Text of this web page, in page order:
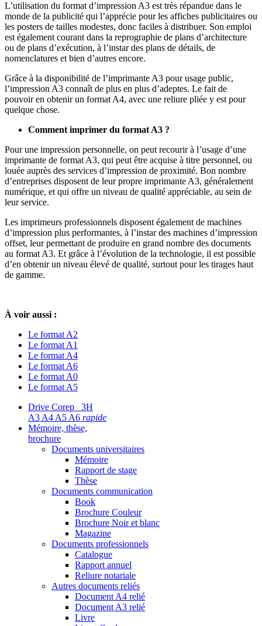
L’utilisation du format d’impression A3 est très répandue dans le
monde de la publicité qui l’apprécie pour les affiches publicitaires ou
les posters de tailles modestes, donc faciles à distribuer. Son emploi
est également courant dans la reprographie de plans d’architecture
ou de plans d’exécution, à l’instar des plans de détails, de
nomenclatures et bien d’autres encore.
Grâce à la disponibilité de l’imprimante A3 pour usage public,
l’impression A3 connaît de plus en plus d’adeptes. Le fait de
pouvoir en obtenir un format A4, avec une reliure pliée y est pour
quelque chose.
Comment imprimer du format A3 ?
Pour une impression personnelle, on peut recourir à l’usage d’une
imprimante de format A3, qui peut être acquise à titre personnel, ou
louée auprès des services d’impression de proximité. Bon nombre
d’entreprises disposent de leur propre imprimante A3, généralement
numérique, et qui offre un niveau de qualité appréciable, au sein de
leur service.
Les imprimeurs professionnels disposent également de machines
d’impression plus performantes, à l’instar des machines d’impression
offset, leur permettant de produire en grand nombre des documents
au format A3. Et grâce à l’évolution de la technologie, il est possible
d’en obtenir un niveau élevé de qualité, surtout pour les tirages haut
de gamme.
À voir aussi :
Le format A2
Le format A1
Le format A4
Le format A6
Le format A0
Le format A5
Drive Corep 3H
A3 A4 A5 A6 rapide
Mémoire, thèse,
brochure
Documents universitaires
Mémoire
Rapport de stage
Thèse
Documents communication
Book
Brochure Couleur
Brochure Noir et blanc
Magazine
Documents professionnels
Catalogue
Rapport annuel
Reliure notariale
Autres documents reliés
Document A4 relié
Document A3 relié
Livre